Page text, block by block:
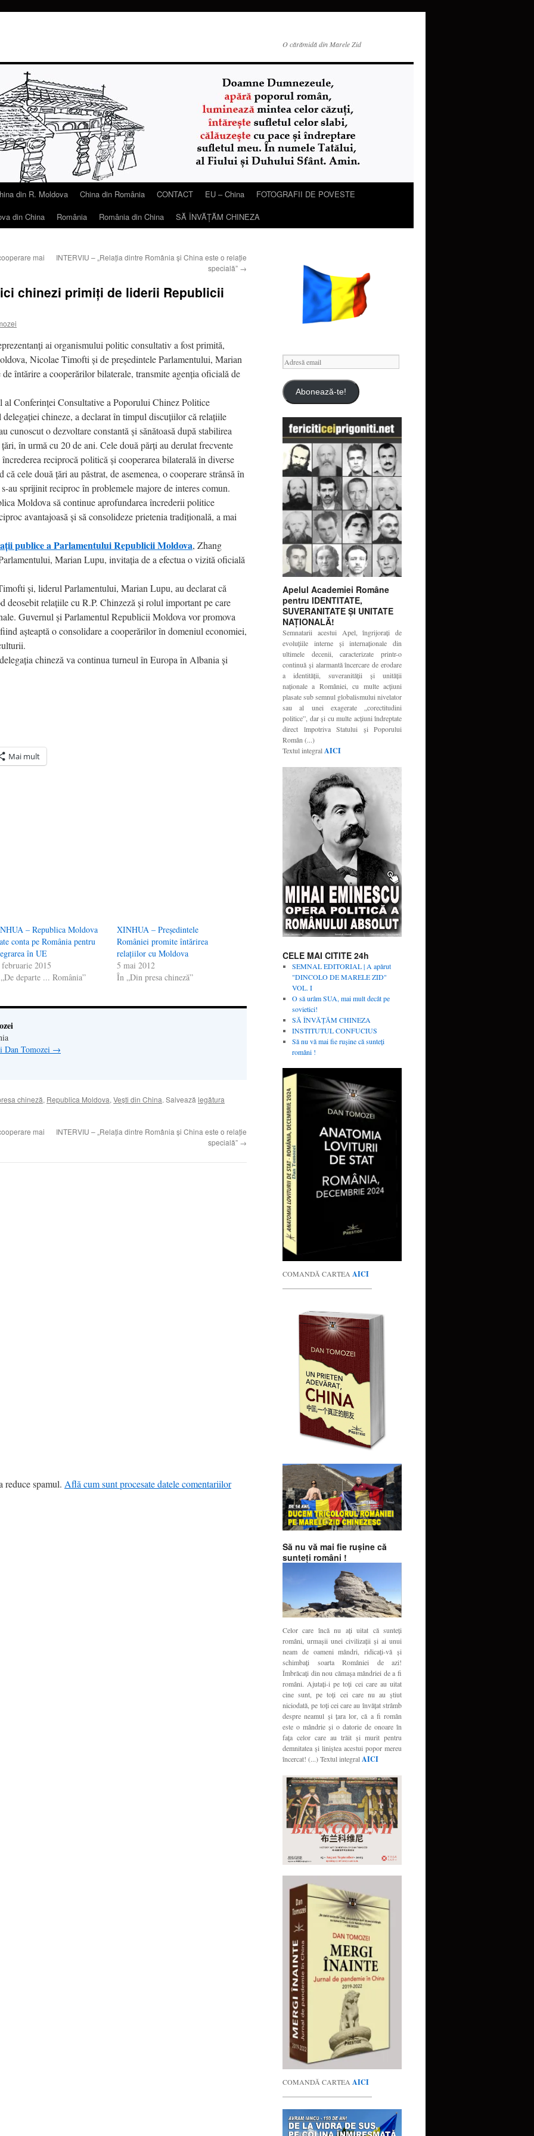
O cărămidă din Marele Zid
din R. Moldova China din România CONTACT EU – China
FOTOGRAFII DE POVESTE
din China România România din China SĂ ÎNVĂŢĂM CHINEZA
mai
INTERVIU – „Relaţia dintre România şi China este o relaţie
specială” →
chinezi primiţi de liderii Republicii
ai organismului politic consultativ a fost primită,
Nicolae Timofti şi de preşedintele Parlamentului, Marian
întărire a cooperărilor bilaterale, transmite agenţia oficială de
Conferinţei Consultative a Poporului Chinez Politice
chineze, a declarat în timpul discuţiilor că relaţiile
cunoscut o dezvoltare constantă şi sănătoasă după stabilirea
în urmă cu 20 de ani. Cele două părţi au derulat frecvente
reciprocă politică şi cooperarea bilaterală în diverse
cele două ţări au păstrat, de asemenea, o cooperare strânsă în
au sprijinit reciproc în problemele majore de interes comun.
Moldova să continue aprofundarea încrederii politice
avantajoasă şi să consolideze prietenia tradiţională, a mai
publice a Parlamentului Republicii Moldova, Zhang
Marian Lupu, invitația de a efectua o vizită oficială
şi, liderul Parlamentului, Marian Lupu, au declarat că
deosebit relaţiile cu R.P. Chinzeză şi rolul important pe care
Guvernul şi Parlamentul Republicii Moldova vor promova
aşteaptă o consolidare a cooperărilor în domeniul economiei,
chineză va continua turneul în Europa în Albania şi
Mai mult
– Republica Moldova
conta pe România pentru
în UE
2015
departe ... România”
XINHUA – Preşedintele
României promite întărirea
relaţiilor cu Moldova
5 mai 2012
În „Din presa chineză”
Dan Tomozei →
chineză, Republica Moldova, Veşti din China. Salvează legătura
mai
INTERVIU – „Relaţia dintre România şi China este o relaţie
specială” →
reduce spamul. Află cum sunt procesate datele comentariilor
Adresă
email
Abonează-te!
Apelul Academiei Române
pentru IDENTITATE,
SUVERANITATE ŞI UNITATE
NAŢIONALĂ!
Semnatarii acestui Apel, îngrijoraţi de
evoluţiile interne şi internaţionale din
ultimele decenii, caracterizate printr-o
continuă şi alarmantă încercare de erodare
a identităţii, suveranităţii şi unităţii
naţionale a României, cu multe acţiuni
plasate sub semnul globalismului nivelator
sau al unei exagerate „corectitudini
politice”, dar şi cu multe acţiuni îndreptate
direct împotriva Statului şi Poporului
Român (...)
Textul integralAICI
CELE MAI CITITE 24h
SEMNAL EDITORIAL | A apărut
"DINCOLO DE MARELE ZID"
VOL. I
O să urâm SUA, mai mult decât pe
sovietici!
SĂ ÎNVĂŢĂM CHINEZA
INSTITUTUL CONFUCIUS
Să nu vă mai fie rușine că sunteți
români !
COMANDĂ CARTEA AICI
Să nu vă mai fie ruşine că
sunteţi români !
Celor care încă nu aţi uitat că sunteţi
români, urmaşii unei civilizaţii şi ai unui
neam de oameni mândri, ridicaţi-vă şi
schimbaţi soarta României de azi!
Îmbrăcaţi din nou cămaşa mândriei de a fi
români. Ajutaţi-i pe toţi cei care au uitat
cine sunt, pe toţi cei care nu au ştiut
niciodată, pe toţi cei care au învăţat strâmb
despre neamul şi ţara lor, că a fi român
este o mândrie şi o datorie de onoare în
faţa celor care au trăit şi murit pentru
demnitatea şi liniştea acestui popor mereu
încercat! (...) Textul integralAICI
COMANDĂ CARTEA AICI